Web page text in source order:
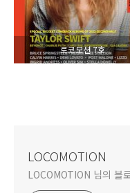
로코모션 7호
LOCOMOTION
LOCOMOTION 님의 블